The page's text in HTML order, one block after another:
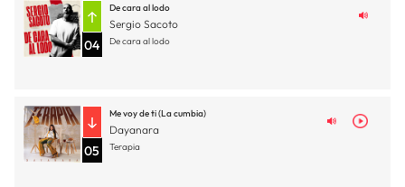
04
De cara al lodo
Sergio Sacoto
De cara al lodo
05
Me voy de ti (La cumbia)
Dayanara
Terapia